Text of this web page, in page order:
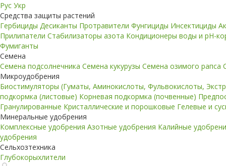
Рус Укр
Средства защиты растений
Гербициды Десиканты Протравители Фунгициды Инсектициды
Прилипатели Стабилизаторы азота Кондиционеры воды и pH-
Фумиганты
Семена
Семена подсолнечника Семена кукурузы Семена озимого рапса
Микроудобрения
Биостимуляторы (Гуматы, Аминокислоты, Фульвокислоты,
подкормка (листовые) Корневая подкормка (почвенные)
Гранулированные Кристаллические и порошковые Гелевые и
Минеральные удобрения
Комплексные удобрения Азотные удобрения Калийные
удобрения
Сельхозтехника
Глубокорыхлители